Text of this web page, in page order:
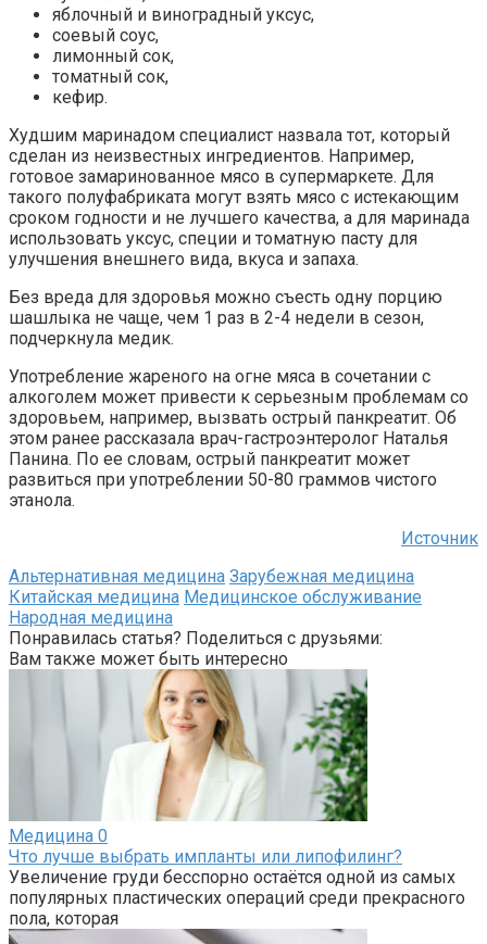
яблочный и виноградный уксус,
соевый соус,
лимонный сок,
томатный сок,
кефир.
Худшим маринадом специалист назвала тот, который
сделан из неизвестных ингредиентов. Например,
готовое замаринованное мясо в супермаркете. Для
такого полуфабриката могут взять мясо с истекающим
сроком годности и не лучшего качества, а для маринада
использовать уксус, специи и томатную пасту для
улучшения внешнего вида, вкуса и запаха.
Без вреда для здоровья можно съесть одну порцию
шашлыка не чаще, чем 1 раз в 2-4 недели в сезон,
подчеркнула медик.
Употребление жареного на огне мяса в сочетании с
алкоголем может привести к серьезным проблемам со
здоровьем, например, вызвать острый панкреатит. Об
этом ранее рассказала врач-гастроэнтеролог Наталья
Панина. По ее словам, острый панкреатит может
развиться при употреблении 50-80 граммов чистого
этанола.
Источник
Альтернативная медицина Зарубежная медицина
Китайская медицина Медицинское обслуживание
Народная медицина
Понравилась статья? Поделиться с друзьями:
Вам также может быть интересно
Медицина 0
Что лучше выбрать импланты или липофилинг?
Увеличение груди бесспорно остаётся одной из самых
популярных пластических операций среди прекрасного
пола, которая